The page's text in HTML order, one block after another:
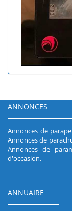
ANNONCES
Annonces de
Annonces de
Annonces de
d'occasion.
ANNUAIRE